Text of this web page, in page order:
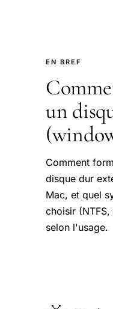
EN BREF
un
Comment
disque dur
Mac, et quel
choisir (NTFS,
selon l'usage.